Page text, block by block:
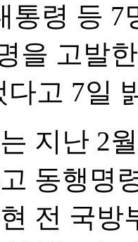
통령 등
을 고발
고 7일
지난 2
동행명
전 국방